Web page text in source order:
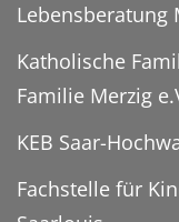
Lebensberatung
Katholische
Familie Merzig
KEB Saar-
Fachstelle für